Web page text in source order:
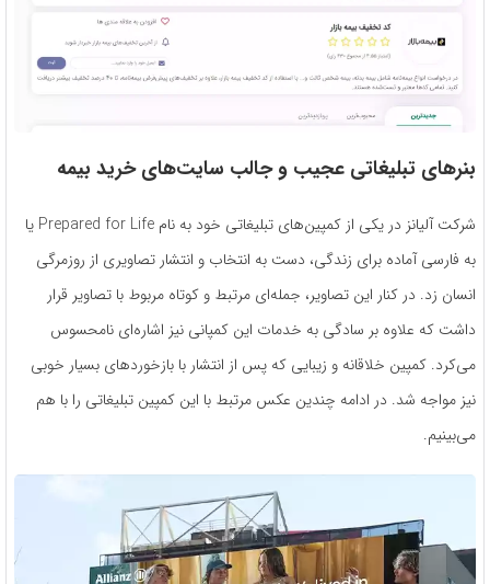
بنرهای تبلیغاتی عجیب و جالب سایت‌های خرید بیمه
شرکت آلیانز در یکی از کمپین‌های تبلیغاتی خود به نام Prepared for Life یا
به فارسی آماده برای زندگی، دست به انتخاب و انتشار تصاویری از روزمرگی
انسان زد. در کنار این تصاویر، جمله‌ای مرتبط و کوتاه مربوط با تصاویر قرار
داشت که علاوه بر سادگی به خدمات این کمپانی نیز اشاره‌ای نامحسوس
می‌کرد. کمپین خلاقانه و زیبایی که پس از انتشار با بازخوردهای بسیار خوبی
نیز مواجه شد. در ادامه چندین عکس مرتبط با این کمپین تبلیغاتی را با هم
می‌بینیم.